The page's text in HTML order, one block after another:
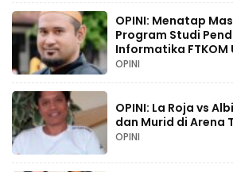
OPINI: Menatap
Program Studi
Informatika FTKOM
OPINI
OPINI: La Roja vs
dan Murid di Arena
OPINI